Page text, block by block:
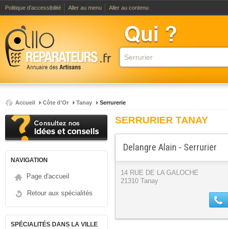
Politique d'accessibilité Aller au menu Aller au contenu
Accueil Côte d'Or Tanay Serrurerie
NAVIGATION
Page d'accueil
Retour aux spécialités
SPÉCIALITÉS DANS LA VILLE
SERRURIER TANAY
Delangre Alain - Serrurier
14 RUE DE LA GALOCHE
21310 Tanay